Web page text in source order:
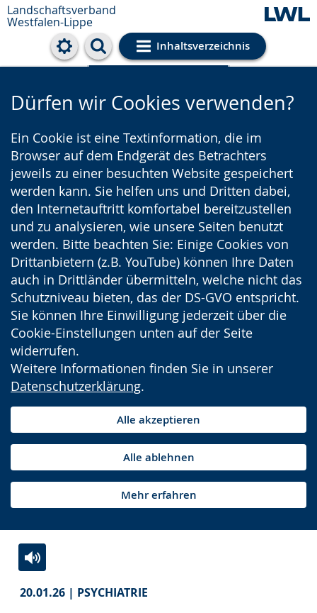
Landschaftsverband
Westfalen-Lippe
Inhaltsverzeichnis
Cookie-Einstellungen
Dürfen wir Cookies verwenden?
Ein Cookie ist eine Textinformation, die im
Browser auf dem Endgerät des Betrachters
jeweils zu einer besuchten Website gespeichert
werden kann. Sie helfen uns und Dritten dabei,
den Internetauftritt komfortabel bereitzustellen
und zu analysieren, wie unsere Seiten benutzt
werden. Bitte beachten Sie: Einige Cookies von
Drittanbietern (z.B. YouTube) können Ihre Daten
auch in Drittländer übermitteln, welche nicht das
Schutzniveau bieten, das der DS-GVO entspricht.
Sie können Ihre Einwilligung jederzeit über die
Cookie-Einstellungen unten auf der Seite
widerrufen.
Weitere Informationen finden Sie in unserer
Datenschutzerklärung.
Alle akzeptieren
Alle ablehnen
Mehr erfahren
20.01.26 | PSYCHIATRIE
Leichten
Audio-
Video